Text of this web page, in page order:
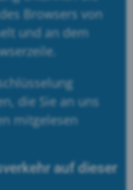
Browsers von
und an dem
die Sie an uns
mitgelesen
auf dieser